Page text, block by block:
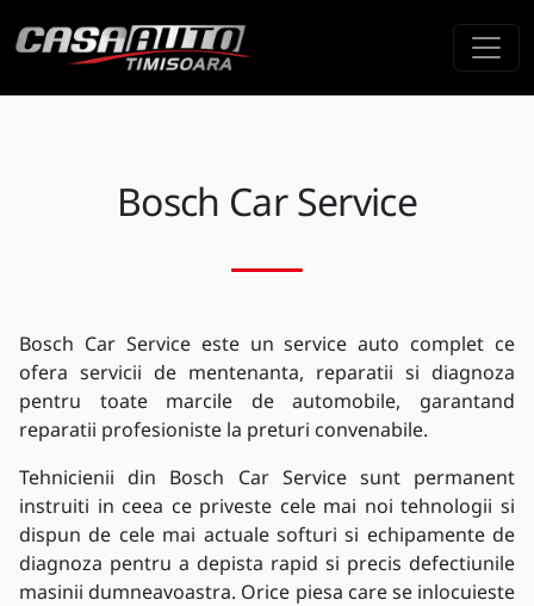
Bosch Car Service
Bosch Car Service este un service auto complet ce
ofera servicii de mentenanta, reparatii si diagnoza
pentru toate marcile de automobile, garantand
reparatii profesioniste la preturi convenabile.
Tehnicienii din Bosch Car Service sunt permanent
instruiti in ceea ce priveste cele mai noi tehnologii si
dispun de cele mai actuale softuri si echipamente de
diagnoza pentru a depista rapid si precis defectiunile
masinii dumneavoastra. Orice piesa care se inlocuieste